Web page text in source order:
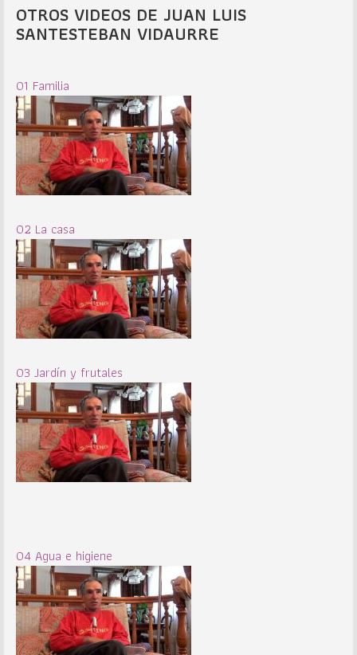
OTROS VIDEOS DE JUAN LUIS
SANTESTEBAN VIDAURRE
01 Familia
02 La casa
03 Jardín y frutales
04 Agua e higiene